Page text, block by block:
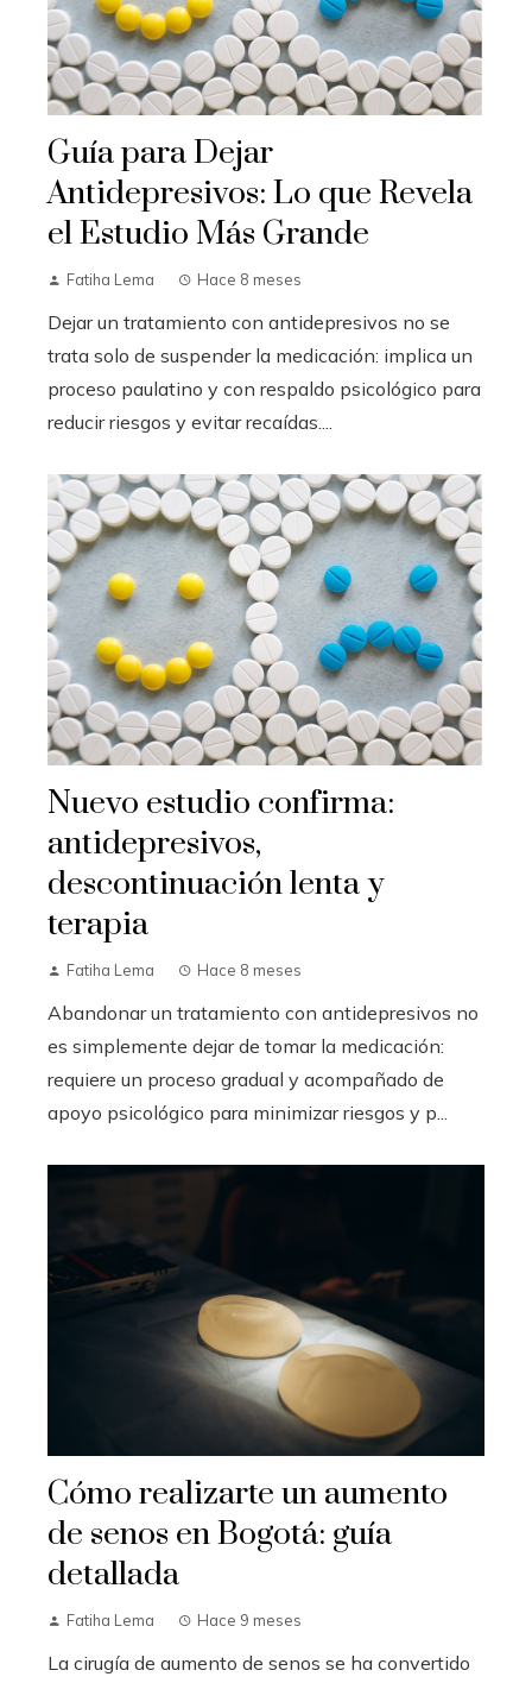
Guía para Dejar
Antidepresivos: Lo que Revela
el Estudio Más Grande
Fatiha Lema Hace 8 meses
Dejar un tratamiento con antidepresivos no se
trata solo de suspender la medicación: implica un
proceso paulatino y con respaldo psicológico para
reducir riesgos y evitar recaídas....
Nuevo estudio confirma:
antidepresivos,
descontinuación lenta y
terapia
Fatiha Lema Hace 8 meses
Abandonar un tratamiento con antidepresivos no
es simplemente dejar de tomar la medicación:
requiere un proceso gradual y acompañado de
apoyo psicológico para minimizar riesgos y p...
Cómo realizarte un aumento
de senos en Bogotá: guía
detallada
Fatiha Lema Hace 9 meses
La cirugía de aumento de senos se ha convertido